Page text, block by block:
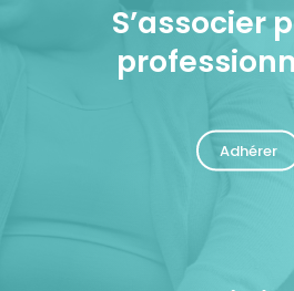
S’associer
Adhérer